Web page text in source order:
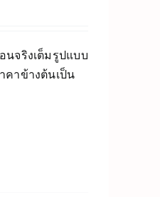
นจริงเต็มรูปแบบ
คาข้างต้นเป็น